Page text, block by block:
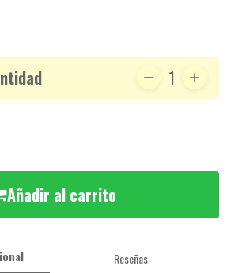
1
Añadir al carrito
Reseñas